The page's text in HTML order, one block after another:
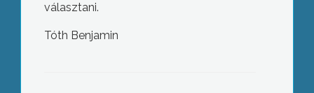
választani.
Tóth Benjamin